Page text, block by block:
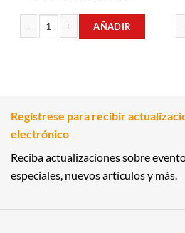
AÑADIR
Regístrese para recibir
electrónico
Reciba actualizaciones sobre
especiales, nuevos artículos y más.